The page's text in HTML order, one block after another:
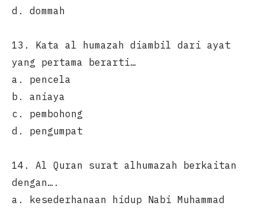
d. dommah
13. Kata al humazah diambil dari ayat
yang pertama berarti…
a. pencela
b. aniaya
c. pembohong
d. pengumpat
14. Al Quran surat alhumazah berkaitan
dengan….
a. kesederhanaan hidup Nabi Muhammad